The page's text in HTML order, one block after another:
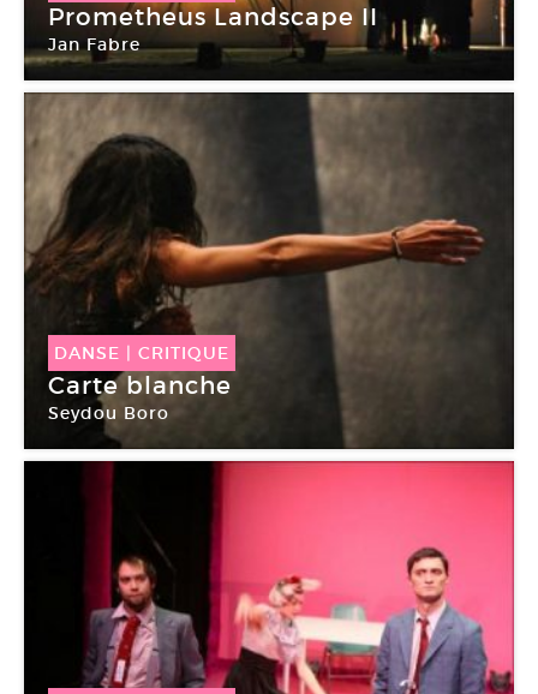
Prometheus Landscape II
Jan Fabre
Théâtre de la Ville
DANSE | CRITIQUE
Carte blanche
Seydou Boro